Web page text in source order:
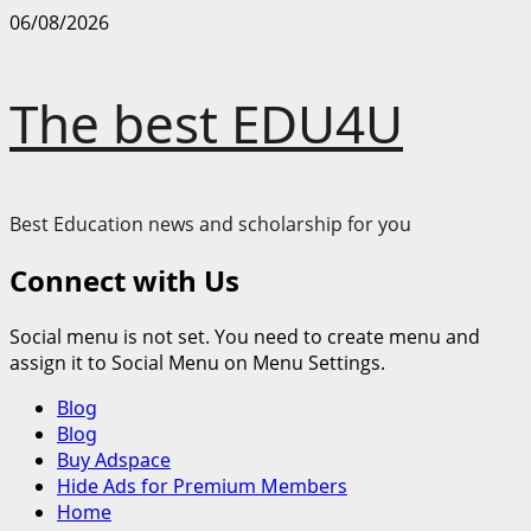
Skip
06/08/2026
The best EDU4U
Best Education news and scholarship for you
Connect with Us
Social menu is not set. You need to create menu and
assign it to Social Menu on Menu Settings.
Primary
Menu
Blog
Blog
Buy Adspace
Hide Ads for Premium Members
Home